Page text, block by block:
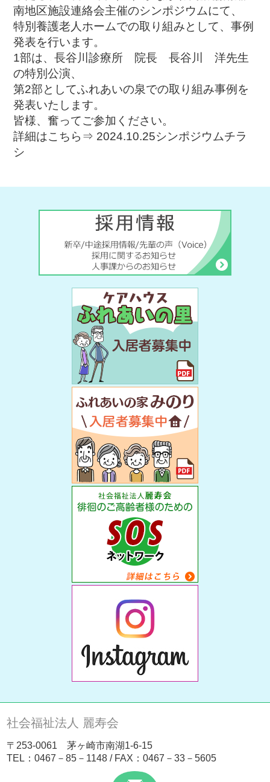
南地区施設連絡会主催のシンポジウムにて、
特別養護老人ホームでの取り組みとして、事例
発表を行います。
1部は、長谷川診療所 院長 長谷川 洋先生
の特別公演、
第2部としてふれあいの泉での取り組み事例を
発表いたします。
皆様、奮ってご参加ください。
詳細はこちら⇒ 2024.10.25シンポジウムチラ
シ
社会福祉法人 麗寿会
〒253-0061 茅ヶ崎市南湖1-6-15
TEL：0467－85－1148 / FAX：0467－33－5605